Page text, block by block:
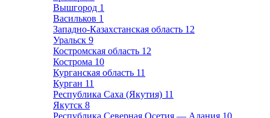
Вышгород 1
Васильков 1
Западно-Казахстанская область 12
Уральск 9
Костромская область 12
Кострома 10
Курганская область 11
Курган 11
Республика Саха (Якутия) 11
Якутск 8
Республика Северная Осетия — Алания 10